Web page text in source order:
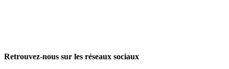
Retrouvez-nous sur les réseaux sociaux